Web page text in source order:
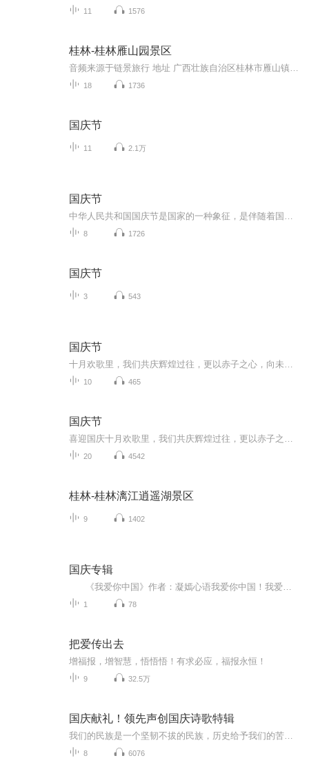
11 1576
桂林-桂林雁山园景区
18 1736
国庆节
11 2.1万
国庆节
8 1726
国庆节
3 543
国庆节
10 465
国庆节
20 4542
桂林-桂林漓江逍遥湖景区
9 1402
国庆专辑
1 78
把爱传出去
增福报，增智慧，悟悟悟！有求必应，福报永恒！
9 32.5万
国庆献礼！领先声创国庆诗歌特辑
8 6076